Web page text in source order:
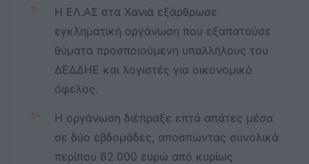
✨
Η ΕΛ.ΑΣ στα Χανιά εξάρθρωσε
εγκληματική οργάνωση που εξαπατούσε
θύματα προσποιούμενη υπαλλήλους του
ΔΕΔΔΗΕ και λογιστές για οικονομικό
όφελος.
✨
Η οργάνωση διέπραξε επτά απάτες μέσα
σε δύο εβδομάδες, αποσπώντας συνολικά
περίπου 62.000 ευρώ από κυρίως